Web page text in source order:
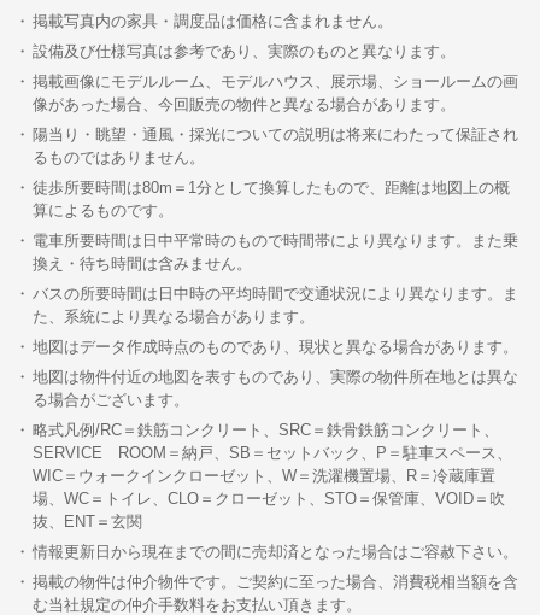
掲載写真内の家具・調度品は価格に含まれません。
設備及び仕様写真は参考であり、実際のものと異なります。
掲載画像にモデルルーム、モデルハウス、展示場、ショールームの画
像があった場合、今回販売の物件と異なる場合があります。
陽当り・眺望・通風・採光についての説明は将来にわたって保証され
るものではありません。
徒歩所要時間は80m＝1分として換算したもので、距離は地図上の概
算によるものです。
電車所要時間は日中平常時のもので時間帯により異なります。また乗
換え・待ち時間は含みません。
バスの所要時間は日中時の平均時間で交通状況により異なります。ま
た、系統により異なる場合があります。
地図はデータ作成時点のものであり、現状と異なる場合があります。
地図は物件付近の地図を表すものであり、実際の物件所在地とは異な
る場合がございます。
略式凡例/RC＝鉄筋コンクリート、SRC＝鉄骨鉄筋コンクリート、
SERVICE ROOM＝納戸、SB＝セットバック、P＝駐車スペース、
WIC＝ウォークインクローゼット、W＝洗濯機置場、R＝冷蔵庫置
場、WC＝トイレ、CLO＝クローゼット、STO＝保管庫、VOID＝吹
抜、ENT＝玄関
情報更新日から現在までの間に売却済となった場合はご容赦下さい。
掲載の物件は仲介物件です。ご契約に至った場合、消費税相当額を含
む当社規定の仲介手数料をお支払い頂きます。